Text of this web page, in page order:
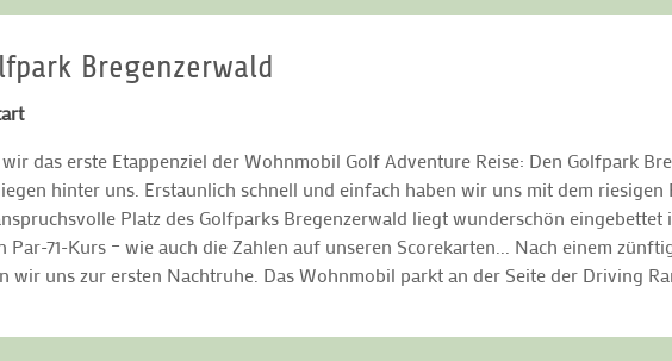
Bregenzerwald
das erste Etappenziel der Wohnmobil Golf Adventure Reise: Den Golfpark
hinter uns. Erstaunlich schnell und einfach haben wir uns mit dem
Platz des Golfparks Bregenzerwald liegt wunderschön
71-Kurs – wie auch die Zahlen auf unseren Scorekarten... Nach einem
wir uns zur ersten Nachtruhe. Das Wohnmobil parkt an der Seite der Driving